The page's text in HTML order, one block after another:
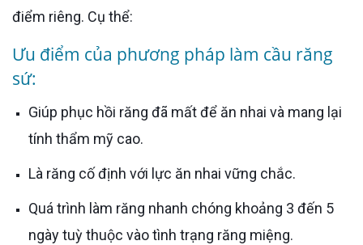
điểm riêng. Cụ thể:
Ưu điểm của phương pháp làm cầu răng
sứ:
Giúp phục hồi răng đã mất để ăn nhai và mang lại
tính thẩm mỹ cao.
Là răng cố định với lực ăn nhai vững chắc.
Quá trình làm răng nhanh chóng khoảng 3 đến 5
ngày tuỳ thuộc vào tình trạng răng miệng.